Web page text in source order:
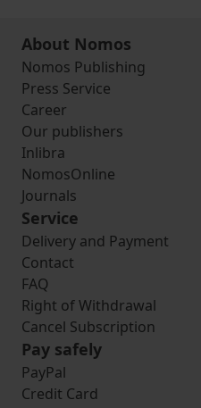
About Nomos
Nomos Publishing
Press Service
Career
Our publishers
Inlibra
NomosOnline
Journals
Service
Delivery and Payment
Contact
FAQ
Right of Withdrawal
Cancel Subscription
Pay safely
PayPal
Credit Card